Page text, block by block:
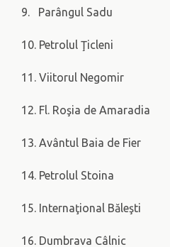
9. Parângul Sadu
10. Petrolul Ţicleni
11. Viitorul Negomir
12. Fl. Roşia de Amaradia
13. Avântul Baia de Fier
14. Petrolul Stoina
15. Internaţional Băleşti
16. Dumbrava Câlnic